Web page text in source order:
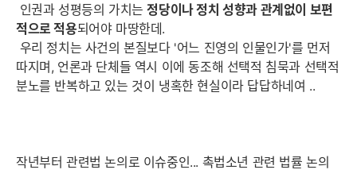
인권과 성평등의 가치는정당이나 정치 성향과 관계없이 보편
적으로 적용되어야 마땅한데.
우리 정치는 사건의 본질보다 '어느 진영의 인물인가'를 먼저
따지며, 언론과 단체들 역시 이에 동조해 선택적 침묵과 선택적
분노를 반복하고 있는 것이 냉혹한 현실이라 답답하네여 ..
작년부터 관련법 논의로 이슈중인... 촉법소년 관련 법률 논의